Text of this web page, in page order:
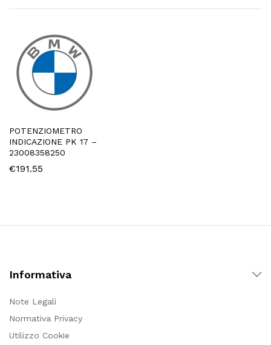
POTENZIOMETRO
INDICAZIONE PK 17 –
23008358250
€191.55
Informativa
Note Legali
Normativa Privacy
Utilizzo Cookie